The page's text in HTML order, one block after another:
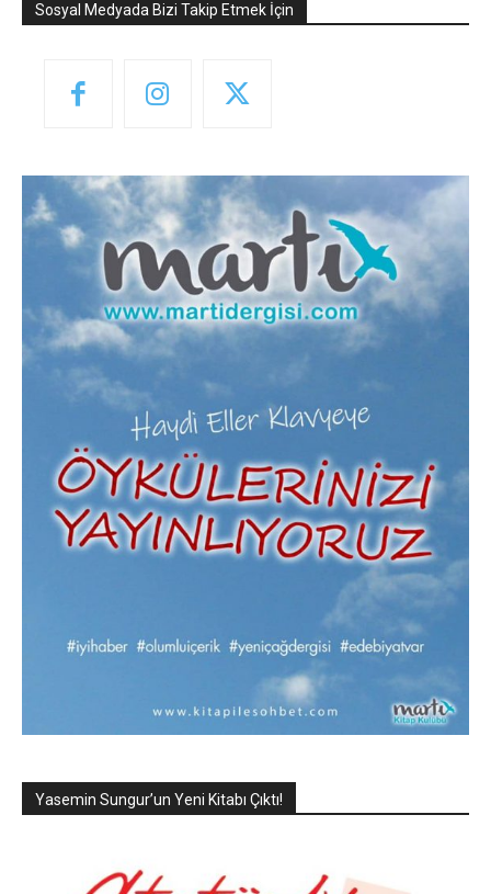
Sosyal Medyada Bizi Takip Etmek İçin
Yasemin Sungur’un Yeni Kitabı Çıktı!